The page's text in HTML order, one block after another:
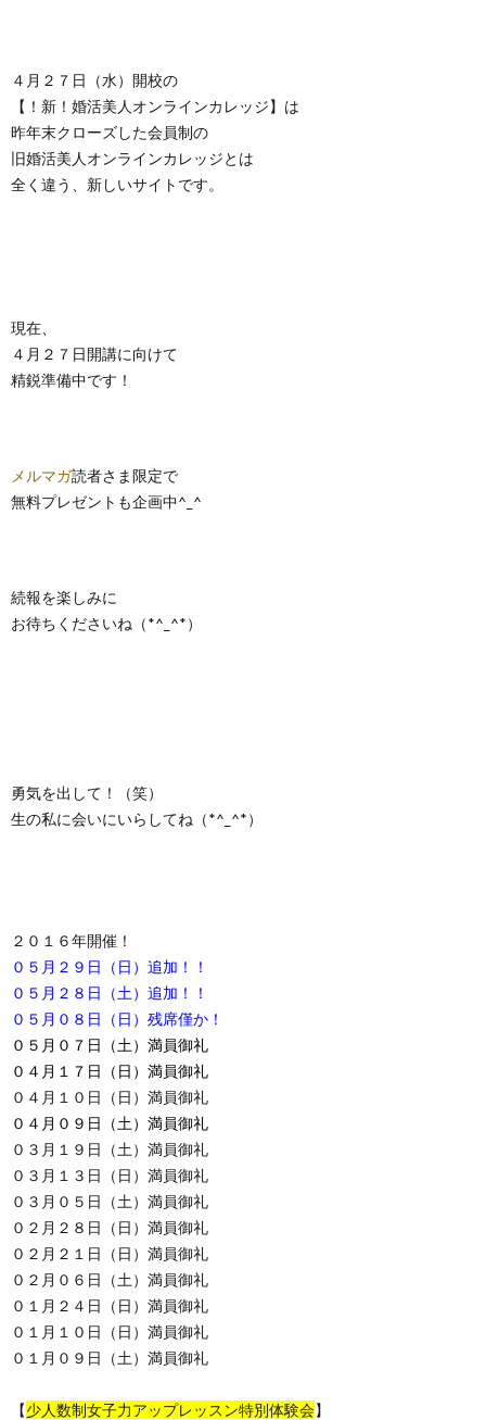
４月２７日（水）開校の
【！新！婚活美人オンラインカレッジ】は
昨年末クローズした会員制の
旧婚活美人オンラインカレッジとは
全く違う、新しいサイトです。
現在、
４月２７日開講に向けて
精鋭準備中です！
メルマガ読者さま限定で
無料プレゼントも企画中^_^
続報を楽しみに
お待ちくださいね（*^_^*）
勇気を出して！（笑）
生の私に会いにいらしてね（*^_^*）
２０１６年開催！
０５月２９日（日）追加！！
０５月２８日（土）追加！！
０５月０８日（日）残席僅か！
０５月０７日（土）満員御礼
０４月１７日（日）満員御礼
０４月１０日（日）満員御礼
０４月０９日（土）満員御礼
０３月１９日（土）満員御礼
０３月１３日（日）満員御礼
０３月０５日（土）満員御礼
０２月２８日（日）満員御礼
０２月２１日（日）満員御礼
０２月０６日（土）満員御礼
０１月２４日（日）満員御礼
０１月１０日（日）満員御礼
０１月０９日（土）満員御礼
【少人数制女子力アップレッスン特別体験会】